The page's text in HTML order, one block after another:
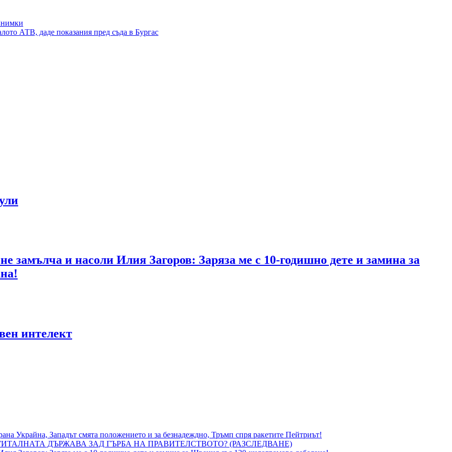
АТВ, даде показания пред съда в Бургас
замълча и насоли Илия Загоров: Заряза ме с 10-годишно дете и замина за
интелект
Украйна, Западът смята положението и за безнадеждно, Тръмп спря ракетите Пейтриът!
ДЪРЖАВА ЗАД ГЪРБА НА ПРАВИТЕЛСТВОТО? (РАЗСЛЕДВАНЕ)